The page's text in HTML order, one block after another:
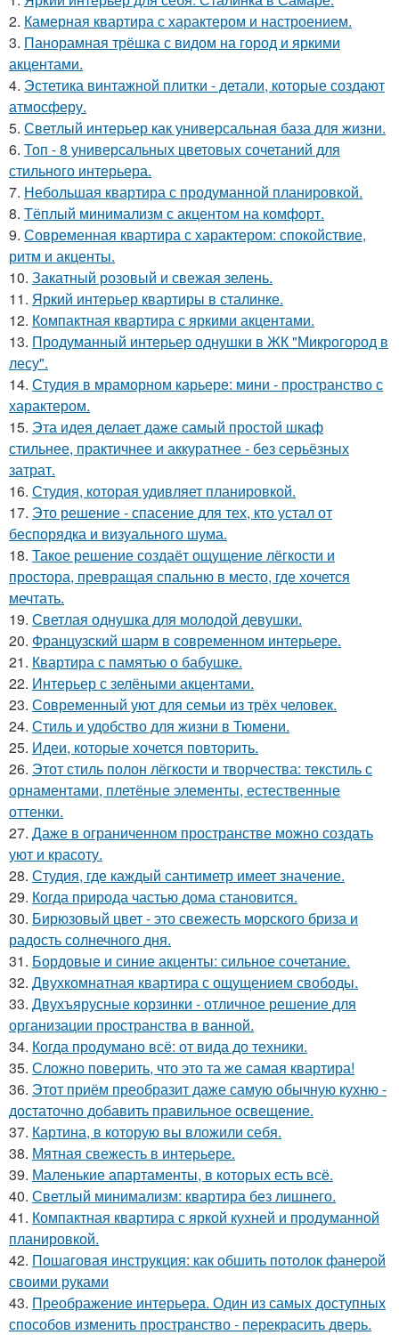
2. Камерная квартира с характером и настроением.
3. Панорамная трёшка с видом на город и яркими
акцентами.
4. Эстетика винтажной плитки - детали, которые создают
атмосферу.
5. Светлый интерьер как универсальная база для жизни.
6. Топ - 8 универсальных цветовых сочетаний для
стильного интерьера.
7. Небольшая квартира с продуманной планировкой.
8. Тёплый минимализм с акцентом на комфорт.
9. Современная квартира с характером: спокойствие,
ритм и акценты.
10. Закатный розовый и свежая зелень.
11. Яркий интерьер квартиры в сталинке.
12. Компактная квартира с яркими акцентами.
13. Продуманный интерьер однушки в ЖК "Микрогород в
лесу".
14. Студия в мраморном карьере: мини - пространство с
характером.
15. Эта идея делает даже самый простой шкаф
стильнее, практичнее и аккуратнее - без серьёзных
затрат.
16. Студия, которая удивляет планировкой.
17. Это решение - спасение для тех, кто устал от
беспорядка и визуального шума.
18. Такое решение создаёт ощущение лёгкости и
простора, превращая спальню в место, где хочется
мечтать.
19. Светлая однушка для молодой девушки.
20. Французский шарм в современном интерьере.
21. Квартира с памятью о бабушке.
22. Интерьер с зелёными акцентами.
23. Современный уют для семьи из трёх человек.
24. Стиль и удобство для жизни в Тюмени.
25. Идеи, которые хочется повторить.
26. Этот стиль полон лёгкости и творчества: текстиль с
орнаментами, плетёные элементы, естественные
оттенки.
27. Даже в ограниченном пространстве можно создать
уют и красоту.
28. Студия, где каждый сантиметр имеет значение.
29. Когда природа частью дома становится.
30. Бирюзовый цвет - это свежесть морского бриза и
радость солнечного дня.
31. Бордовые и синие акценты: сильное сочетание.
32. Двухкомнатная квартира с ощущением свободы.
33. Двухъярусные корзинки - отличное решение для
организации пространства в ванной.
34. Когда продумано всё: от вида до техники.
35. Сложно поверить, что это та же самая квартира!
36. Этот приём преобразит даже самую обычную кухню -
достаточно добавить правильное освещение.
37. Картина, в которую вы вложили себя.
38. Мятная свежесть в интерьере.
39. Маленькие апартаменты, в которых есть всё.
40. Светлый минимализм: квартира без лишнего.
41. Компактная квартира с яркой кухней и продуманной
планировкой.
42. Пошаговая инструкция: как обшить потолок фанерой
своими руками
43. Преображение интерьера. Один из самых доступных
способов изменить пространство - перекрасить дверь.